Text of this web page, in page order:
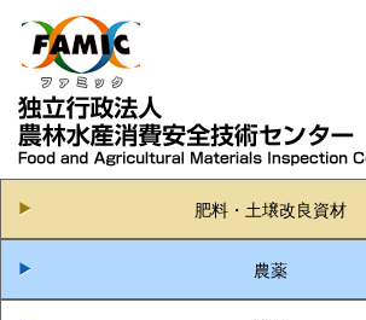
肥料・土壌改良資材
農薬